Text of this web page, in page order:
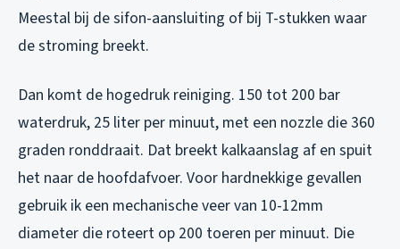
Meestal bij de sifon-aansluiting of bij T-stukken waar
de stroming breekt.
Dan komt de hogedruk reiniging. 150 tot 200 bar
waterdruk, 25 liter per minuut, met een nozzle die 360
graden ronddraait. Dat breekt kalkaanslag af en spuit
het naar de hoofdafvoer. Voor hardnekkige gevallen
gebruik ik een mechanische veer van 10-12mm
diameter die roteert op 200 toeren per minuut. Die